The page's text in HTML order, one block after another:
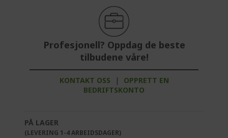
Profesjonell? Oppdag de beste
tilbudene våre!
KONTAKT OSS |
OPPRETT EN
BEDRIFTSKONTO
PÅ LAGER
(LEVERING 1-4 ARBEIDSDAGER)